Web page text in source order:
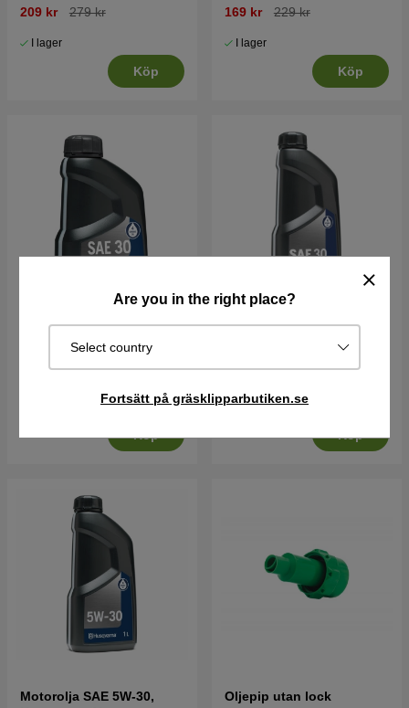
Are you in the right place?
Select country
Fortsätt på gräsklipparbutiken.se
209 kr
279 kr
I lager
Köp
169 kr
229 kr
I lager
Köp
Husqvarna 0.6L
Köp
I lager
Köp
Motorolja SAE 5W-30,
Oljepip utan lock